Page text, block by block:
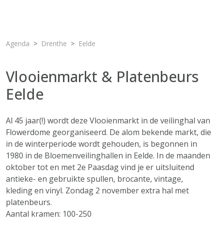
Agenda Drenthe Eelde
Vlooienmarkt & Platenbeurs
Eelde
Al 45 jaar(!) wordt deze Vlooienmarkt in de veilinghal van
Flowerdome georganiseerd. De alom bekende markt, die
in de winterperiode wordt gehouden, is begonnen in
1980 in de Bloemenveilinghallen in Eelde. In de maanden
oktober tot en met 2e Paasdag vind je er uitsluitend
antieke- en gebruikte spullen, brocante, vintage,
kleding en vinyl. Zondag 2 november extra hal met
platenbeurs.
Aantal kramen: 100-250